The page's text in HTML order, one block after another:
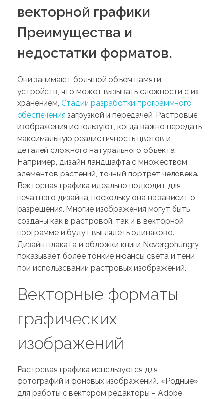
векторной графики
Преимущества и
недостатки форматов.
Они занимают большой объем памяти
устройств, что может вызывать сложности с их
хранением, Стадии разработки программного
обеспечения загрузкой и передачей. Растровые
изображения используют, когда важно передать
максимальную реалистичность цветов и
деталей сложного натурального объекта.
Например, дизайн ландшафта с множеством
элементов растений, точный портрет человека.
Векторная графика идеально подходит для
печатного дизайна, поскольку она не зависит от
разрешения. Многие изображения могут быть
созданы как в растровой, так и в векторной
программе и будут выглядеть одинаково.
Дизайн плаката и обложки книги Nevergohungry
показывает более тонкие нюансы света и тени
при использовании растровых изображений.
Векторные форматы
графических
изображений
Растровая графика используется для
фотографий и фоновых изображений. «Родные»
для работы с вектором редакторы – Adobe